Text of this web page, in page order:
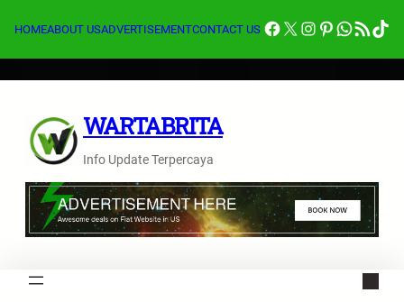
HOMEABOUT USADVERTISEMENTCONTACT US Facebook
X Instagram
Pinterest
Feed RSS
WARTABRITA
Info Update Terpercaya